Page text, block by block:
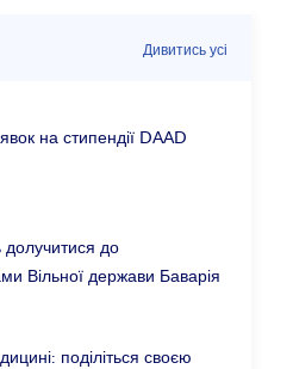
Дивитись усі
на стипендії DAAD
долучитися до
Вільної держави Баварія
поділіться своєю